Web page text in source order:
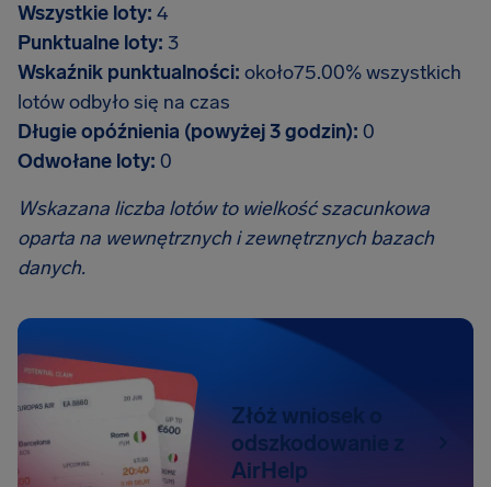
Wszystkie loty: 4
Punktualne loty: 3
Wskaźnik punktualności: około75.00% wszystkich
lotów odbyło się na czas
Długie opóźnienia (powyżej 3 godzin): 0
Odwołane loty: 0
Wskazana liczba lotów to wielkość szacunkowa
oparta na wewnętrznych i zewnętrznych bazach
danych.
Złóż wniosek o
odszkodowanie z
AirHelp